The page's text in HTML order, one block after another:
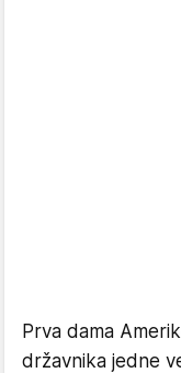
Prva dama
državnika jedne